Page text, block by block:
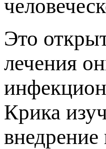
Это
лечения
Крика